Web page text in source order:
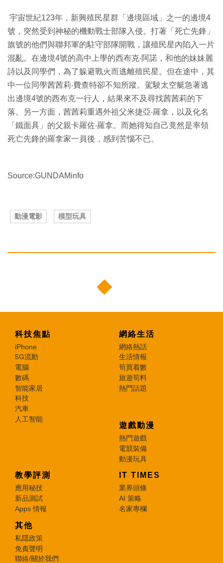
宇宙世紀123年，新興殖民星群「邊境區域」之一的邊境4
號，突然受到神秘的機動戰士部隊入侵。打著「死亡先鋒」
旗號的他們與聯邦軍的駐守部隊開戰，讓殖民星內陷入一片
混亂。在邊境4號的高中上學的西布克‧阿諾，和他的妹妹麗
詩以及同學們，為了躲避戰火而逃離殖民星。但在途中，其
中一位同學茜茜莉‧費查特卻不知所蹤。駕駛太空艇急著逃
出邊境4號的西布克一行人，結果來不及尋找茜茜莉的下
落。另一方面，茜茜莉重遇外祖父米捷亞‧羅拿，以及化名
「鐵面具」的父親卡羅佐‧羅拿。而她得知自己竟然是率領
死亡先鋒的羅拿家一員後，感到苦惱不已。
Source:GUNDAMinfo
動漫電影 模型玩具
科技焦點
iPhone
5G流動
電腦
數碼
智能家居
科技
汽車
人工智能
網絡生活
網絡熱話
生活情報
筍買着數
旅遊筍料
熱門話題
遊戲動漫
熱門遊戲
電競裝備
動漫玩具
教學評測
應用秘技
新品測試
Apps 情報
IT TIMES
業界頭條
AI 策略
名家專欄
其他
私隱政策
免責聲明
聯絡/關於我們